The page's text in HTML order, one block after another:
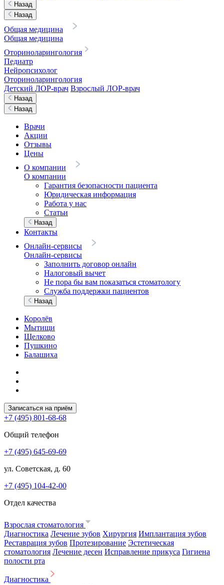
Назад
Назад
Общая медицина
Общая медицина
Оториноларингология
Педиатр
Нейропсихолог
Оториноларингология
Детский ЛОР-врач Взрослый ЛОР-врач
Назад
Назад
Врачи
Акции
Отзывы
Цены
О компании
О компании
Гарантия безопасности пациента
Юридическая информация
Работа у нас
Статьи
Назад
Контакты
Онлайн-сервисы
Онлайн-сервисы
Заполнить договор онлайн
Налоговый вычет
Не пора бы вам показаться стоматологу
Служба поддержки пациентов
Назад
Королёв
Мытищи
Щелково
Пушкино
Балашиха
Записаться на приём
+7 (495) 801-68-68
Общий телефон
+7 (495) 645-69-69
ул. Советская, д. 60
+7 (495) 104-42-00
Отдел качества
Взрослая стоматология
Диагностика Лечение зубов Хирургия Имплантация зубов
Реставрация зубов Протезирование Эстетическая
стоматология Лечение десен Исправление прикуса Гигиена
полости рта
Диагностика